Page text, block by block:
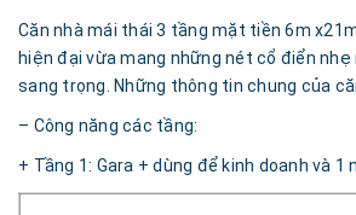
Căn nhà mái thái 3 tầng mặt tiền 6m
hiện đại vừa mang những nét cổ điển nhẹ
sang trọng. Những thông tin chung của
– Công năng các tầng:
+ Tầng 1: Gara + dùng để kinh doanh và 1